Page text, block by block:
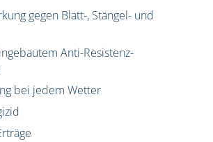
gegen Blatt-, Stängel- und
Anti-Resistenz-
bei jedem Wetter